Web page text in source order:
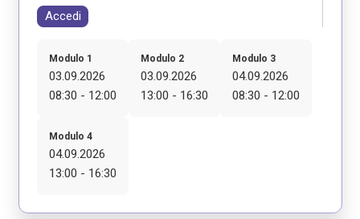
Accedi
Modulo 1
03.09.2026
08:30 - 12:00
Modulo 2
03.09.2026
13:00 - 16:30
Modulo 3
04.09.2026
08:30 - 12:00
Modulo 4
04.09.2026
13:00 - 16:30